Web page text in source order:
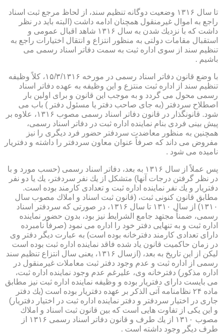
تا سال ۱۳۱۶ وضعیت دوگانه تنظیم سند، از لحاظ مرجع ثبت اسناد
راجع به اموال غیرمنقول همچنان ادامه داشت (البته باید در نظر
داشت كه با نزدیك شدن به سال ۱۳۱۶ شاهد اقبال عمومی و
استقبال مقامات دولتی به منظور انتزاع و انتقال اختیارات راجع به
تنظیم سند از سوی اداره ثبت به سمت دفاتر اسناد رسمی می
باشیم .
با وضع قانون دفاتر اسناد رسمی در مورخه ۱۵/۳/۱۳۱۶، كلاً وظیفه
تنظیم سند از اداره ثبت منتزع و این وظیفه به عهده دفاتر اسناد
رسمی محول می گردد و به موجب این قانون و برای اولین بار
اصطلاح سردفتر (به جای صاحب دفتر یا مسئول دفتر ) باب می
شود. قانونگذار در قانون دفاتر اسناد رسمی مصوب ۱۳۱۶، علاوه بر
پیش بینی فردی بنام نماینده اداره ثبت در دفاتر اسناد رسمی،
همچنین به منظور معاضدت سردفتر حضور فرد دیگری را نیز
مفروض می داند كه صرفاً عنوان معاون سردفتر را داشته و دفتریار
نامیده می شود .
پس عملاً از سال ۱۳۱۶ به بعد، دفاتر اسناد رسمی (حسب مورد و با
در نظر گرفتن درجات آنها) متشكل از یك نفر سردفتر، یك یا دو نفر
دفتریار و یك نفر نماینده اداره ثبت و تعدادی كارمند بوده است.
مطابق قانون كنونی ثبت، (قانون ثبت اسناد و املاك مصوب سال
۱۳۱۰) از سال ۱۳۱۰ تا سال ۱۳۱۶، در صورتی كه سردفتر اسناد
رسمی، ضمناً مجتهد جامع الشرایط نیز بود، بدون حضور نماینده
اداره ثبت و به تنهایی دفتر خود را اداره می نمود (صرفاً نامبرده
دارای تعدادی كارمند دفترخانه بوده است) به عبارت دیگر دفتر وی
در زمان حاكمیت قانون یاد شده فاقد نماینده اداره ثبت بوده است
لیكن از این تاریخ به بعد، (ازسال ۱۳۱۶، یعنی سال انتزاع تنظیم سند
رسمی از اداره ثبت و عدم وجود دفتر ثبت معاملات غیرمنقول در
اداره مذكور) دفترخانه وی، علیرغم عدم وجود نماینده اداره ثبت،
می بایست دارای دفتریار بوده و وظیفه نماینده اداره ثبت نیز مطابق
ماده ۲۴ نظامنامه آتی الذكر بر عهده دفتریار بوده است (یك دفتر
جاری در اختیار سردفتر و دفتر نماینده اداره ثبت در اختیار دفتریار)
و این یكی از تفاوت هایی است كه بین قانون ثبت اسناد و املاك
مصوب ۱۳۱۰ از یك طرف و قانون دفاتر اسناد رسمی ۱۳۱۶ از
طرف دیگر وجود داشته است .